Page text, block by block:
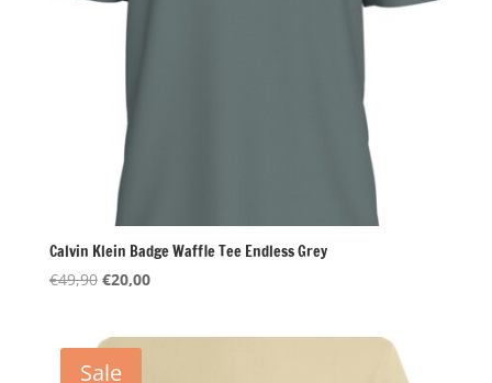
Calvin Klein Badge Waffle Tee Endless Grey
€49,90 Oorspronkelijke
€49,90.
€20,00Huidige
Sale